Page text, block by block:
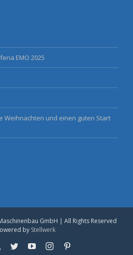
EMO 2025
Weihnachten und einen guten Start
GmbH | All Rights Reserved
by Stellwerk
Rss TwitterYouTubeInstagram